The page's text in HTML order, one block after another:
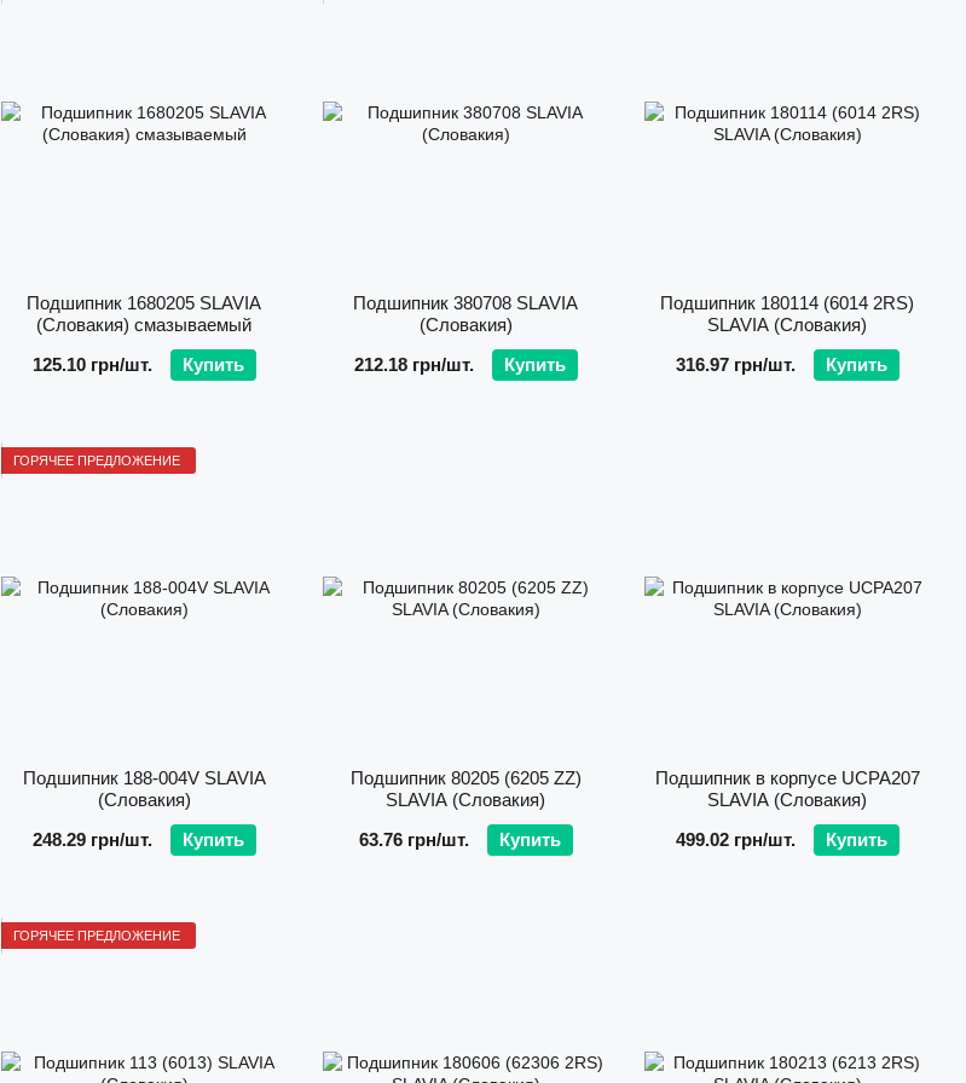
В сельскохозяйственном секторе подшипники SLAVIA устанавливаются на комбайны, жатки, сеялки,
культиваторы, почвообрабатывающую технику и другое оборудование брендов Claas, New Holland, Kinze, Massey
с современными требованиями и стабильной работе в сложных условиях эксплуатации.
Качество подшипников SLAVIA
подшипниковой стали;
строгое соблюдение технологических процессов
линиях.
Все эти шаги гарантируют длительный ресурс работы даже в сложных условиях эксплуатации.
Компания «АРТИ» снабжает полный спектр подшипников SLAVIA,
включая:
однорядные упорные;
Подшипник 1680205 SLAVIA
(Словакия) смазываемый
125.10 грн/шт.
Купить
Подшипник 380708 SLAVIA
(Словакия)
212.18 грн/шт.
Купить
Подшипник 180114 (6014 2RS)
SLAVIA (Словакия)
316.97 грн/шт.
Купить
ГОРЯЧЕЕ ПРЕДЛОЖЕНИЕ
Подшипник 188-004V SLAVIA
(Словакия)
248.29 грн/шт.
Купить
Подшипник 80205 (6205 ZZ)
SLAVIA (Словакия)
63.76 грн/шт.
Купить
Подшипник в корпусе UCPA207
SLAVIA (Словакия)
499.02 грн/шт.
Купить
ГОРЯЧЕЕ ПРЕДЛОЖЕНИЕ